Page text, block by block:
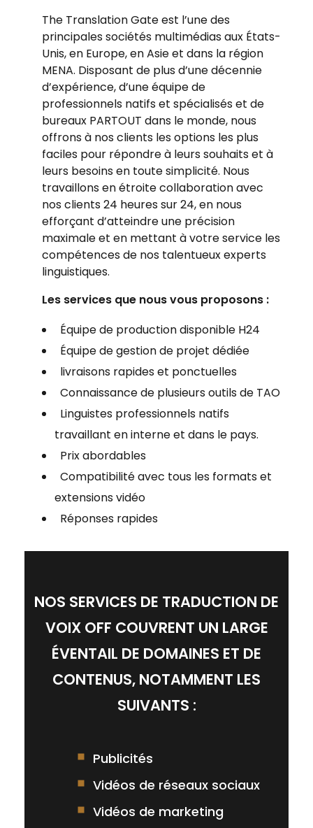
The Translation Gate est l’une des
principales sociétés multimédias aux États-
Unis, en Europe, en Asie et dans la région
MENA. Disposant de plus d’une décennie
d’expérience, d’une équipe de
professionnels natifs et spécialisés et de
bureaux PARTOUT dans le monde, nous
offrons à nos clients les options les plus
faciles pour répondre à leurs souhaits et à
leurs besoins en toute simplicité. Nous
travaillons en étroite collaboration avec
nos clients 24 heures sur 24, en nous
efforçant d’atteindre une précision
maximale et en mettant à votre service les
compétences de nos talentueux experts
linguistiques.
Les services que nous vous proposons :
Équipe de production disponible H24
Équipe de gestion de projet dédiée
livraisons rapides et ponctuelles
Connaissance de plusieurs outils de TAO
Linguistes professionnels natifs
travaillant en interne et dans le pays.
Prix abordables
Compatibilité avec tous les formats et
extensions vidéo
Réponses rapides
NOS SERVICES DE TRADUCTION DE
VOIX OFF COUVRENT UN LARGE
ÉVENTAIL DE DOMAINES ET DE
CONTENUS, NOTAMMENT LES
SUIVANTS :
Publicités
Vidéos de réseaux sociaux
Vidéos de marketing